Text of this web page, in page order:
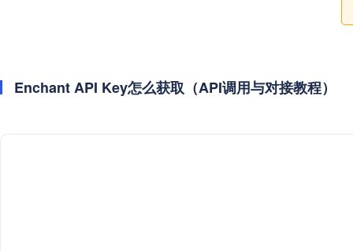
Enchant API Key怎么获取（API调用与对接教程）